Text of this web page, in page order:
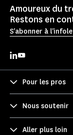
Amoureux du
Restons en
S'abonner à
Pour les pros
Nous soutenir
Aller plus loin